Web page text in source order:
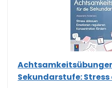
Sekundarstufe: